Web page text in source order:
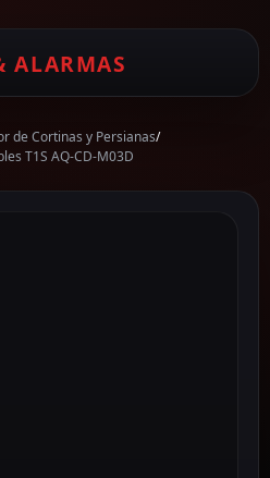
ALARMAS
de Cortinas y Persianas/
T1S AQ-CD-M03D